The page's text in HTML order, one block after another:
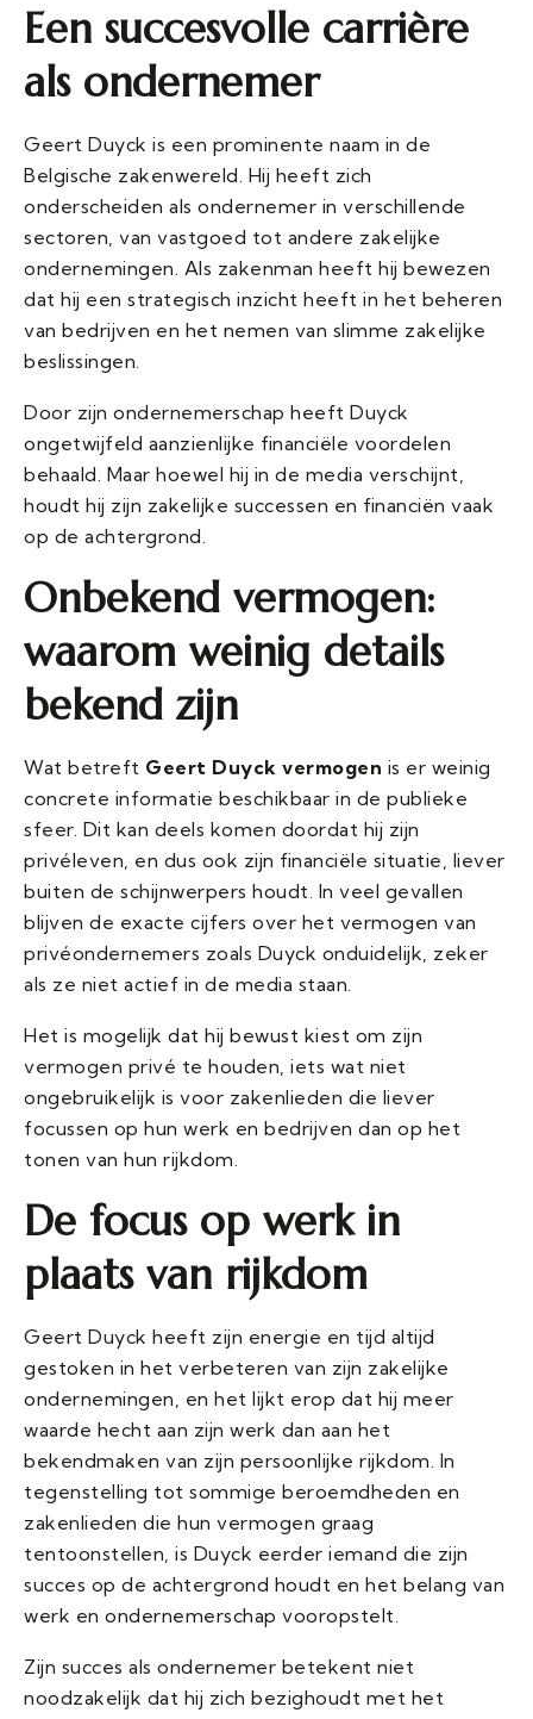
Een succesvolle carrière
als ondernemer
Geert Duyck is een prominente naam in de
Belgische zakenwereld. Hij heeft zich
onderscheiden als ondernemer in verschillende
sectoren, van vastgoed tot andere zakelijke
ondernemingen. Als zakenman heeft hij bewezen
dat hij een strategisch inzicht heeft in het beheren
van bedrijven en het nemen van slimme zakelijke
beslissingen.
Door zijn ondernemerschap heeft Duyck
ongetwijfeld aanzienlijke financiële voordelen
behaald. Maar hoewel hij in de media verschijnt,
houdt hij zijn zakelijke successen en financiën vaak
op de achtergrond.
Onbekend vermogen:
waarom weinig details
bekend zijn
Wat betreft Geert Duyck vermogen is er weinig
concrete informatie beschikbaar in de publieke
sfeer. Dit kan deels komen doordat hij zijn
privéleven, en dus ook zijn financiële situatie, liever
buiten de schijnwerpers houdt. In veel gevallen
blijven de exacte cijfers over het vermogen van
privéondernemers zoals Duyck onduidelijk, zeker
als ze niet actief in de media staan.
Het is mogelijk dat hij bewust kiest om zijn
vermogen privé te houden, iets wat niet
ongebruikelijk is voor zakenlieden die liever
focussen op hun werk en bedrijven dan op het
tonen van hun rijkdom.
De focus op werk in
plaats van rijkdom
Geert Duyck heeft zijn energie en tijd altijd
gestoken in het verbeteren van zijn zakelijke
ondernemingen, en het lijkt erop dat hij meer
waarde hecht aan zijn werk dan aan het
bekendmaken van zijn persoonlijke rijkdom. In
tegenstelling tot sommige beroemdheden en
zakenlieden die hun vermogen graag
tentoonstellen, is Duyck eerder iemand die zijn
succes op de achtergrond houdt en het belang van
werk en ondernemerschap vooropstelt.
Zijn succes als ondernemer betekent niet
noodzakelijk dat hij zich bezighoudt met het